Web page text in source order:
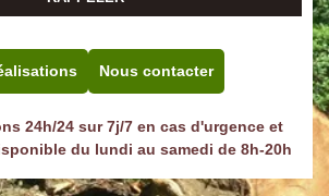
Nous contacter
24h/24 sur 7j/7 en cas d'urgence et
du lundi au samedi de 8h-20h